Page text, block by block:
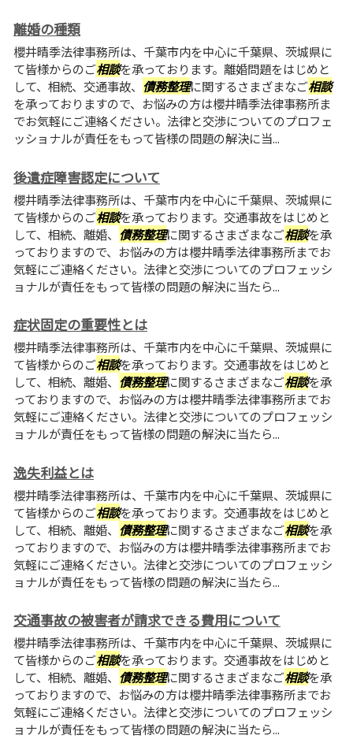
離婚の種類
櫻井晴季法律事務所は、千葉市内を中心に千葉県、茨城県に
て皆様からのご相談を承っております。離婚問題をはじめと
して、相続、交通事故、 債務整理に関するさまざまなご相談
を承っておりますので、お悩みの方は櫻井晴季法律事務所ま
でお気軽にご連絡ください。法律と交渉についてのプロフェ
ッショナルが責任をもって皆様の問題の解決に当...
後遺症障害認定について
櫻井晴季法律事務所は、千葉市内を中心に千葉県、茨城県に
て皆様からのご相談を承っております。交通事故をはじめと
して、相続、離婚、 債務整理に関するさまざまなご相談を承
っておりますので、お悩みの方は櫻井晴季法律事務所までお
気軽にご連絡ください。法律と交渉についてのプロフェッシ
ョナルが責任をもって皆様の問題の解決に当たら...
症状固定の重要性とは
櫻井晴季法律事務所は、千葉市内を中心に千葉県、茨城県に
て皆様からのご相談を承っております。交通事故をはじめと
して、相続、離婚、 債務整理に関するさまざまなご相談を承
っておりますので、お悩みの方は櫻井晴季法律事務所までお
気軽にご連絡ください。法律と交渉についてのプロフェッシ
ョナルが責任をもって皆様の問題の解決に当たら...
逸失利益とは
櫻井晴季法律事務所は、千葉市内を中心に千葉県、茨城県に
て皆様からのご相談を承っております。交通事故をはじめと
して、相続、離婚、 債務整理に関するさまざまなご相談を承
っておりますので、お悩みの方は櫻井晴季法律事務所までお
気軽にご連絡ください。法律と交渉についてのプロフェッシ
ョナルが責任をもって皆様の問題の解決に当たら...
交通事故の被害者が請求できる費用について
櫻井晴季法律事務所は、千葉市内を中心に千葉県、茨城県に
て皆様からのご相談を承っております。交通事故をはじめと
して、相続、離婚、 債務整理に関するさまざまなご相談を承
っておりますので、お悩みの方は櫻井晴季法律事務所までお
気軽にご連絡ください。法律と交渉についてのプロフェッシ
ョナルが責任をもって皆様の問題の解決に当たら...